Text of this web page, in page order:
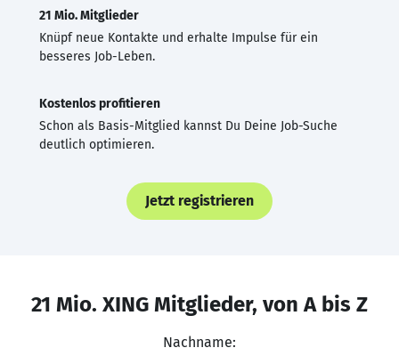
21 Mio. Mitglieder
Knüpf neue Kontakte und erhalte Impulse für ein
besseres Job-Leben.
Kostenlos profitieren
Schon als Basis-Mitglied kannst Du Deine Job-Suche
deutlich optimieren.
Jetzt registrieren
21 Mio. XING Mitglieder, von A bis Z
Nachname: